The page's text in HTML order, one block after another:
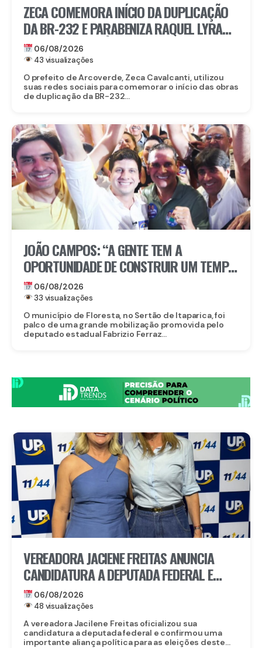
ZECA COMEMORA INÍCIO DA DUPLICAÇÃO
DA BR-232 E PARABENIZA RAQUEL LYRA
POR OBRA HISTÓRICA PARA O INTERIOR
06/08/2026
43 visualizações
O prefeito de Arcoverde, Zeca Cavalcanti, utilizou
suas redes sociais para comemorar o início das obras
de duplicação da BR-232...
JOÃO CAMPOS: “A GENTE TEM A
OPORTUNIDADE DE CONSTRUIR UM TEMPO
BOM PELA FRENTE”
06/08/2026
33 visualizações
O município de Floresta, no Sertão de Itaparica, foi
palco de uma grande mobilização promovida pelo
deputado estadual Fabrizio Ferraz...
VEREADORA JACIENE FREITAS ANUNCIA
CANDIDATURA A DEPUTADA FEDERAL E
FECHA DOBRADINHA COM ROBERTA
ARRAES EM POÇÃO, NO AGRESTE
06/08/2026
48 visualizações
A vereadora Jacilene Freitas oficializou sua
candidatura a deputada federal e confirmou uma
importante aliança política para as eleições deste...